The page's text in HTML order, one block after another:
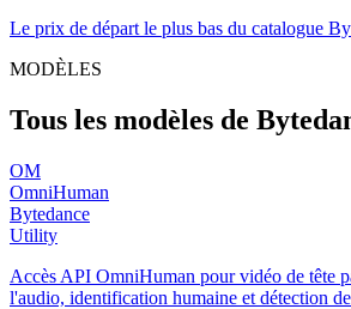
Le prix de départ le plus bas du catalogue
MODÈLES
Tous les modèles de
OM
OmniHuman
Bytedance
Utility
Accès API OmniHuman pour vidéo de tête
l'audio, identification humaine et détection